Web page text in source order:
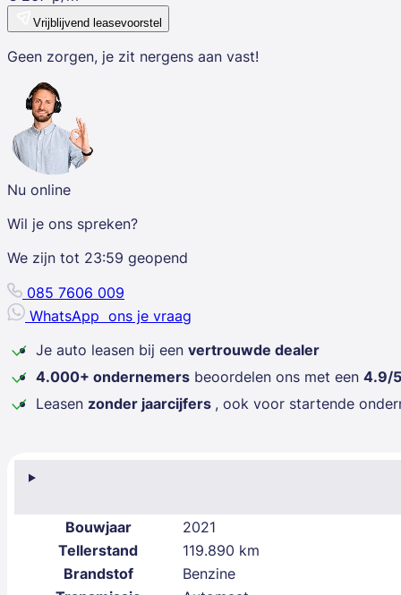
Bouwjaar
2021
Tellerstand
119.890 km
Brandstof
Benzine
Vrijblijvend leasevoorstel
Geen zorgen, je zit nergens aan vast!
Nu online
Wil je ons spreken?
We zijn tot 23:59 geopend
085 7606 009
WhatsApp ons je vraag
Je auto leasen bij een vertrouwde dealer
4.000+ ondernemers beoordelen ons met een 4.9/5
Leasen zonder jaarcijfers , ook voor startende